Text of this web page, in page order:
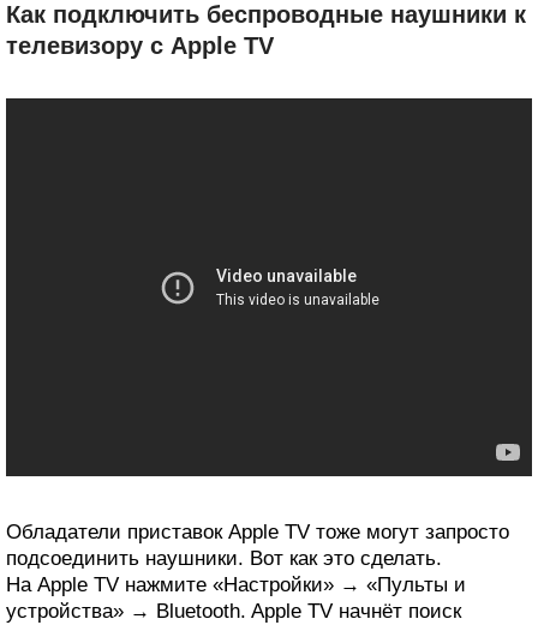
Как подключить беспроводные наушники к
телевизору с Apple TV
Обладатели приставок Apple TV тоже могут запросто
подсоединить наушники. Вот как это сделать.
На Apple TV нажмите «Настройки» → «Пульты и
устройства» → Bluetooth. Apple TV начнёт поиск